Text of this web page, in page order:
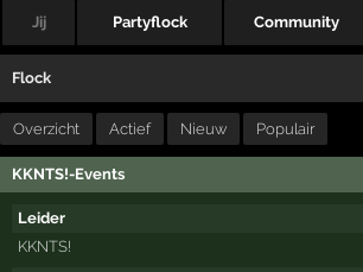
Jij Partyflock Community
Flock
Overzicht Actief Nieuw Populair
KKNTS!-Events
Leider
KKNTS!